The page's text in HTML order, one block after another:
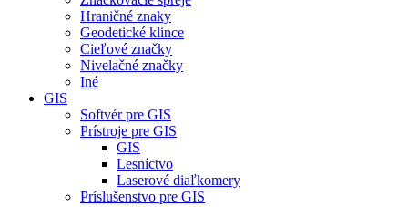
Hraničné znaky
Geodetické klince
Cieľové značky
Nivelačné značky
Iné
GIS
Softvér pre GIS
Prístroje pre GIS
GIS
Lesníctvo
Laserové diaľkomery
Príslušenstvo pre GIS